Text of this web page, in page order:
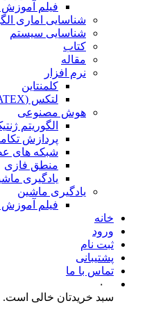
فیلم
شناسایی اماری
شناسایی سیستم
کتاب
مقاله
نرم افزار
کلمنتاین
لتکس (LATEX)
هوش مصنوعی
الگوریتم
پردازش
شبکه های
منطق فازی
یادگیری
یادگیری ماشین
فیلم آموزش
خانه
ورود
ثبت نام
پشتیبانی
تماس با ما
۰
سبد خریدتان خالی است.